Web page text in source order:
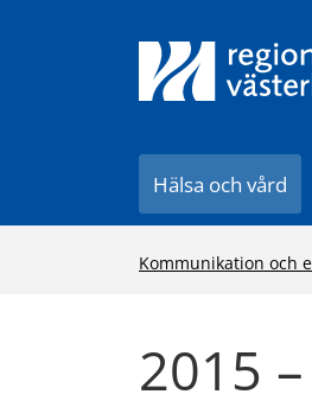
Hälsa och vård
Kommunikation och
2015